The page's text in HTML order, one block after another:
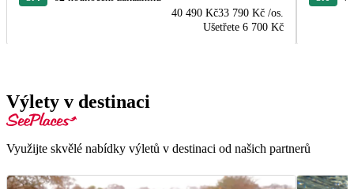
40 490 Kč33 790 Kč /os.
Ušetřete 6 700 Kč
Výlety v destinaci
Využijte skvělé nabídky výletů v destinaci od našich partnerů